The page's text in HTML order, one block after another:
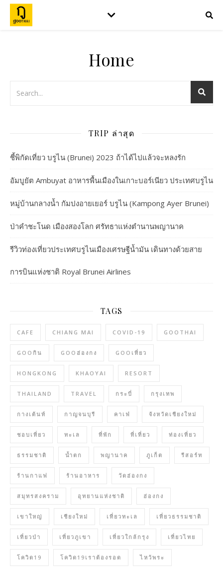
Home
TRIP ล่าสุด
ชี้พิกัดเที่ยว บรูไน (Brunei) 2023 ถ้าได้ไปแล้วจะหลงรัก
อัมบูยัต Ambuyat อาหารพื้นเมืองในเกาะบอร์เนียว ประเทศบรูไน
หมู่บ้านกลางน้ำ กัมปงอายเยอร์ บรูไน (Kampong Ayer Brunei)
ป่าคำชะโนด เมืองสองโลก ศรัทธาแห่งตำนานพญานาค
รีวิวท่องเที่ยวประเทศบรูไนเมืองเศรษฐีน้ำมัน เดินทางด้วยสาย
การบินแห่งชาติ Royal Brunei Airlines
TAGS
CAFE CHIANG MAI COVID-19 GOOTHAI
GOOกิน GOOฮ่องกง GOOเที่ยว
HONGKONG KHAOYAI RESORT
THAILAND TRAVEL กระบี่ กรุงเทพ
กางเต้นท์ กาญจนบุรี คาเฟ่ จังหวัดเชียงใหม่
ชอบเที่ยว ทะเล ที่พัก ที่เที่ยว ท่องเที่ยว
ธรรมชาติ น้ำตก พญานาค ภูเก็ต รีสอร์ท
ร้านกาแฟ ร้านอาหาร วัดฮ่องกง
สมุทรสงคราม อุทยานแห่งชาติ ฮ่องกง
เขาใหญ่ เชียงใหม่ เที่ยวทะเล เที่ยวธรรมชาติ
เที่ยวป่า เที่ยวภูเขา เที่ยวใกล้กรุง เที่ยวไทย
โควิด19 โควิด19เราต้องรอด ไหว้พระ